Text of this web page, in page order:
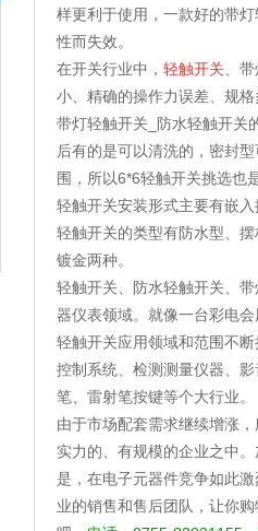
样更利于使用，一款好的带
性而失效。
在开关行业中， 轻触开关 、
小、精确的操作力误差、规
带灯轻触开关_防水轻触开关
后有的是可以清洗的，密封
围，所以6*6轻触开关挑选也
轻触开关安装形式主要有嵌
轻触开关的类型有防水型、
镀金两种。
轻触开关、防水轻触开关、
器仪表领域。就像一台彩电
轻触开关应用领域和范围不
控制系统、检测测量仪器、
笔、雷射笔按键等个大行业。
由于市场配套需求继续增涨
实力的、有规模的企业之中
是，在电子元器件竞争如此
业的销售和售后团队，让你